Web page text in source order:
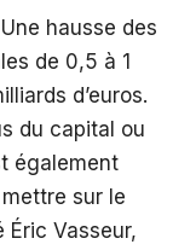
hausse des
de 0,5 à 1
d’euros.
du capital ou
également
sur le
Vasseur,